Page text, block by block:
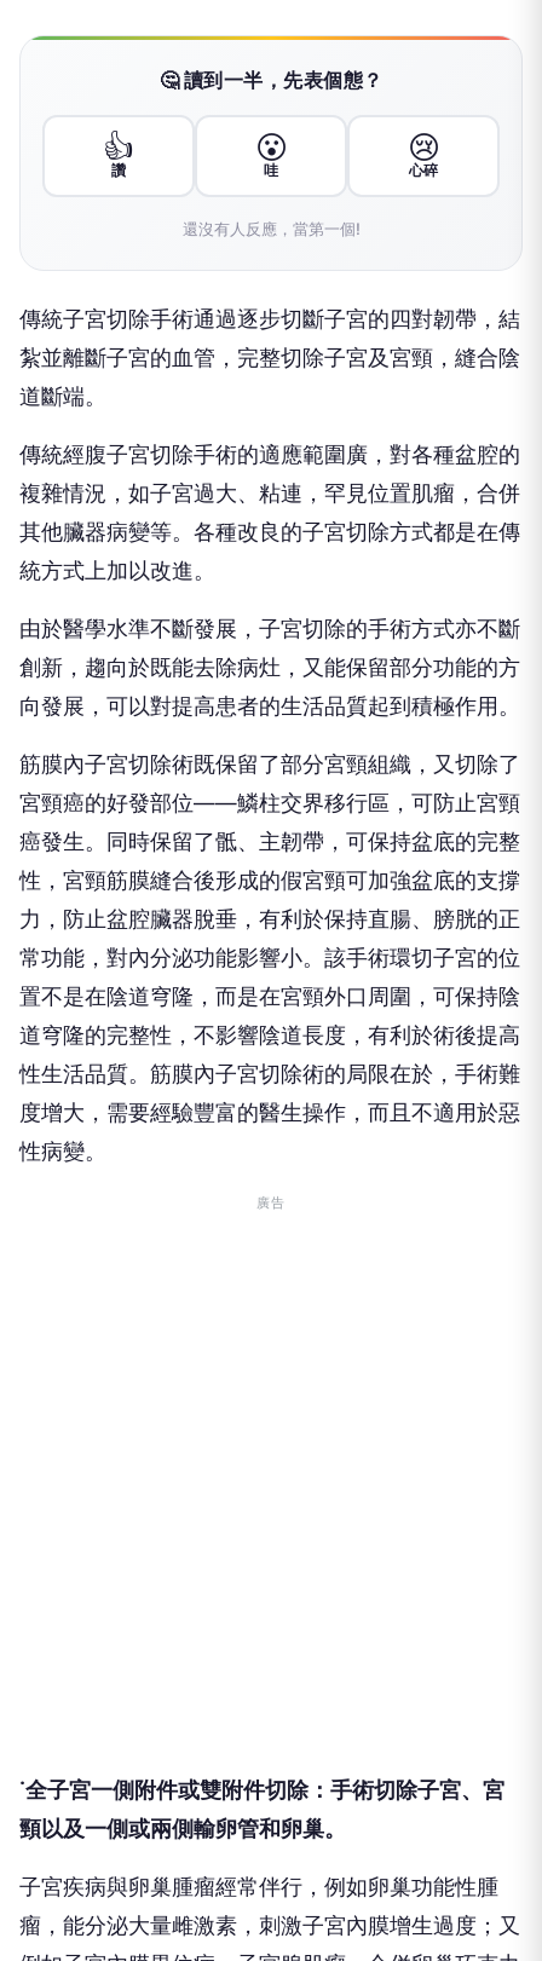
🤔 讀到一半，先表個態？
👍
讚
😮
哇
😢
心碎
還沒有人反應，當第一個!
傳統子宮切除手術通過逐步切斷子宮的四對韌帶，結
紮並離斷子宮的血管，完整切除子宮及宮頸，縫合陰
道斷端。
傳統經腹子宮切除手術的適應範圍廣，對各種盆腔的
複雜情況，如子宮過大、粘連，罕見位置肌瘤，合併
其他臟器病變等。各種改良的子宮切除方式都是在傳
統方式上加以改進。
由於醫學水準不斷發展，子宮切除的手術方式亦不斷
創新，趨向於既能去除病灶，又能保留部分功能的方
向發展，可以對提高患者的生活品質起到積極作用。
筋膜內子宮切除術既保留了部分宮頸組織，又切除了
宮頸癌的好發部位——鱗柱交界移行區，可防止宮頸
癌發生。同時保留了骶、主韌帶，可保持盆底的完整
性，宮頸筋膜縫合後形成的假宮頸可加強盆底的支撐
力，防止盆腔臟器脫垂，有利於保持直腸、膀胱的正
常功能，對內分泌功能影響小。該手術環切子宮的位
置不是在陰道穹隆，而是在宮頸外口周圍，可保持陰
道穹隆的完整性，不影響陰道長度，有利於術後提高
性生活品質。筋膜內子宮切除術的局限在於，手術難
度增大，需要經驗豐富的醫生操作，而且不適用於惡
性病變。
廣告
˙全子宮一側附件或雙附件切除：手術切除子宮、宮
頸以及一側或兩側輸卵管和卵巢。
子宮疾病與卵巢腫瘤經常伴行，例如卵巢功能性腫
瘤，能分泌大量雌激素，刺激子宮內膜增生過度；又